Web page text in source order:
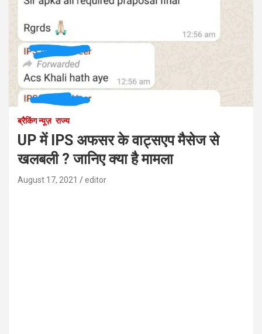
ब्रैकिंग न्यूज़ राज्य
UP में IPS अफसर के वाट्सएप मैसेज से
खलबली ? जानिए क्या है मामला
August 17, 2021 editor